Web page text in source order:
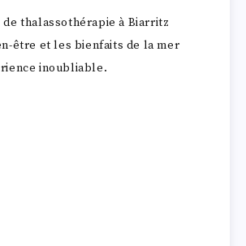
de thalassothérapie à Biarritz
être et les bienfaits de la mer
inoubliable.